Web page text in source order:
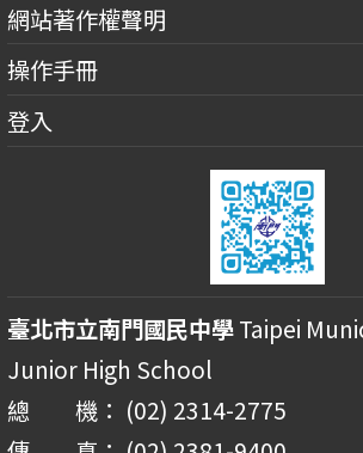
網站著作權聲明
操作手冊
登入
臺北市立南門國民中學Taipei
Junior High School
總 機： (02) 2314-2775